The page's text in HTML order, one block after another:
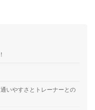
食事に関する小さな悩み
ディングス｜
導を受けられる。｜【サ
ていました。1人でトレ
ーソナルにしました。 正
らえたので、安心してト
いやすさとトレーナーとの